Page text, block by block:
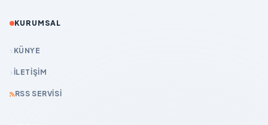
KURUMSAL
KÜNYE
İLETIŞIM
RSS SERVISI